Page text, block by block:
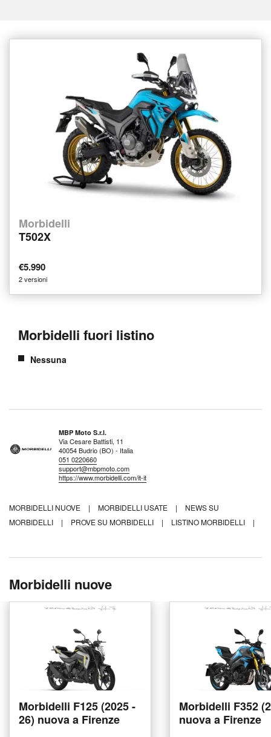
Morbidelli
T502X
€5.990
2 versioni
Morbidelli fuori listino
Nessuna
MBP Moto S.r.l.
Via Cesare Battisti, 11
40054 Budrio (BO) - Italia
051 0220660
support@mbpmoto.com
https://www.morbidelli.com/it-it
MORBIDELLI NUOVE | MORBIDELLI USATE |
NEWS SU
MORBIDELLI
| PROVE SU MORBIDELLI | LISTINO MORBIDELLI |
Morbidelli nuove
Morbidelli F125 (2025 -
26) nuova a Firenze
Morbidelli F352
nuova a Firenze